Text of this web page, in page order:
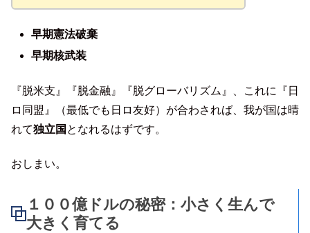
早期憲法破棄
早期核武装
『脱米支』『脱金融』『脱グローバリズム』、これに『日
ロ同盟』（最低でも日ロ友好）が合わされば、我が国は晴
れて独立国 となれるはずです。
おしまい。
１００億ドルの秘密：小さく生んで
大きく育てる